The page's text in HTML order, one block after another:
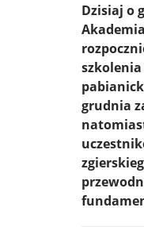
Dzisiaj o
grudnia